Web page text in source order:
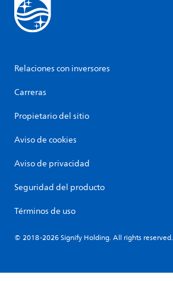
Relaciones con inversores
Carreras
Propietario del sitio
Aviso de cookies
Aviso de privacidad
Seguridad del producto
Términos de uso
© 2018-2026 Signify Holding. All rights reserved.